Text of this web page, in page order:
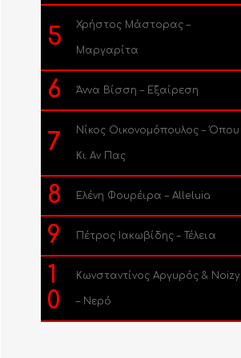
5 Χρήστος Μάστορας –
Μαργαρίτα
6 Άννα Βίσση – Εξαίρεση
7 Νίκος Οικονομόπουλος – Όπου
Κι Αν Πας
8 Ελένη Φουρέιρα – Alleluia
9 Πέτρος Ιακωβίδης – Τέλεια
1
0
Κωνσταντίνος Αργυρός & Noizy
– Νερό